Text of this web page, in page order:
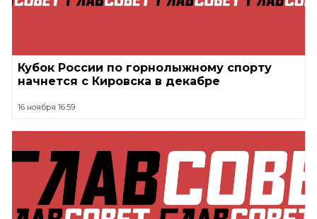
Кубок России по горнолыжному спорту
начнется с Кировска в декабре
16 ноября 16:59